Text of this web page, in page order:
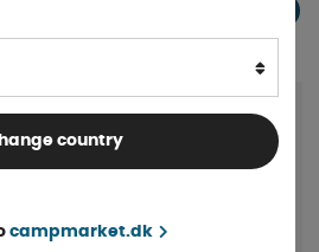
country
campmarket.dk